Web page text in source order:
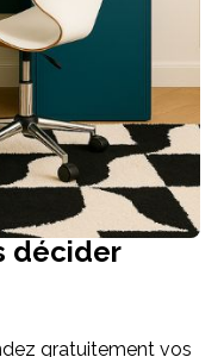
décider
gratuitement vos